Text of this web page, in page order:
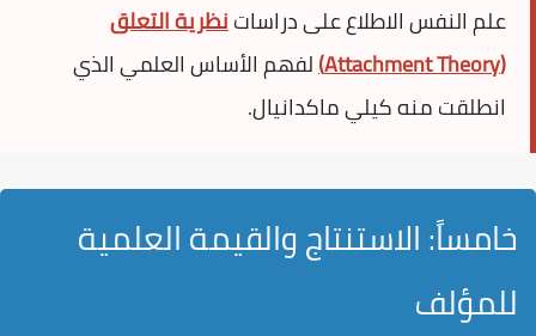
علم النفس الاطلاع على دراساتنظرية التعلق
(Attachment Theory)
لفهم الأساس العلمي الذي
انطلقت منه كيلي ماكدانيال.
خامساً: الاستنتاج والقيمة العلمية
للمؤلف